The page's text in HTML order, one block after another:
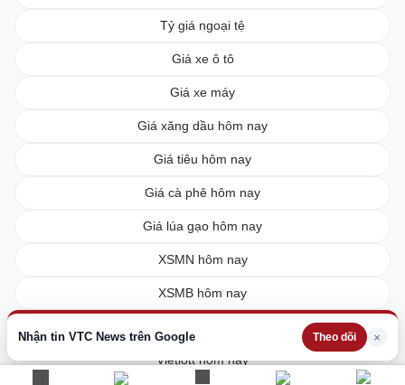
Nhận tin VTC News trên Google Theo dõi ×
Tỷ giá ngoại tệ
Giá xe ô tô
Giá xe máy
Giá xăng dầu hôm nay
Giá tiêu hôm nay
Giá cà phê hôm nay
Giá lúa gạo hôm nay
XSMN hôm nay
XSMB hôm nay
Vietlott hôm nay